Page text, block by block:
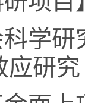
学
应研究